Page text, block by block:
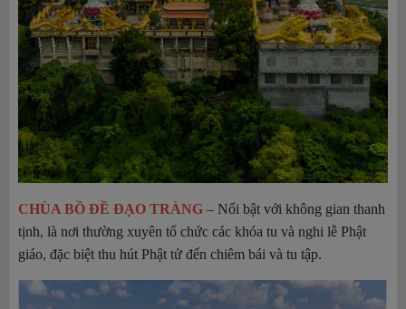
CHÙA BỒ ĐỀ ĐẠO TRÀNG – Nổi bật với không gian thanh
tịnh, là nơi thường xuyên tổ chức các khóa tu và nghi lễ Phật
giáo, đặc biệt thu hút Phật tử đến chiêm bái và tu tập.